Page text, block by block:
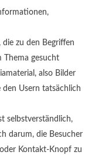
zu den Begriffen
Thema gesucht
also Bilder
Usern tatsächlich
selbstverständlich,
darum, die Besucher
Kontakt-Knopf zu